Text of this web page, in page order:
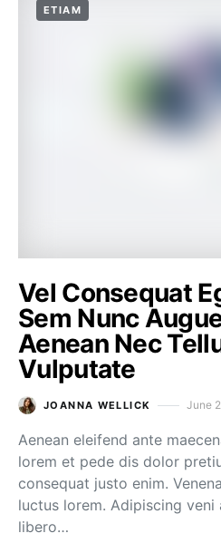
ETIAM
Vel Consequat
Sem Nunc
Aenean Nec
Vulputate
JOANNA WELLICK June
Aenean eleifend ante
lorem et pede dis dolor
consequat justo enim.
luctus lorem. Adipiscing veni
libero…